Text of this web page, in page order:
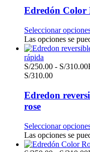
Edredón Color
Seleccionar
Las opciones se
rápida
S/250.00 - S/310.00
S/310.00
Edredon
rose
Seleccionar
Las opciones se